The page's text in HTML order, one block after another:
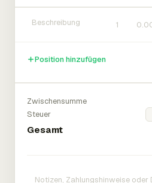
Position hinzufügen
Zwischensumme
Steuer
Gesamt